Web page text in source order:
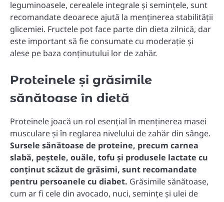
leguminoasele, cerealele integrale și semințele, sunt
recomandate deoarece ajută la menținerea stabilității
glicemiei. Fructele pot face parte din dieta zilnică, dar
este important să fie consumate cu moderație și
alese pe baza conținutului lor de zahăr.
Proteinele și grăsimile
sănătoase în dietă
Proteinele joacă un rol esențial în menținerea masei
musculare și în reglarea nivelului de zahăr din sânge.
Sursele sănătoase de proteine, precum carnea
slabă, peștele, ouăle, tofu și produsele lactate cu
conținut scăzut de grăsimi, sunt recomandate
pentru persoanele cu diabet. Grăsimile sănătoase,
cum ar fi cele din avocado, nuci, semințe și ulei de